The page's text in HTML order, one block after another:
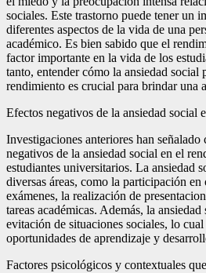
sociales. Este trastorno puede tener un
diferentes aspectos de la vida de una
académico. Es bien sabido que el
factor importante en la vida de los
tanto, entender cómo la ansiedad social
rendimiento es crucial para brindar una
Efectos negativos de la ansiedad social
Investigaciones anteriores han señalado
negativos de la ansiedad social en el
estudiantes universitarios. La ansiedad
diversas áreas, como la participación en
exámenes, la realización de
tareas académicas. Además, la
evitación de situaciones sociales, lo
oportunidades de aprendizaje y
Factores psicológicos y contextuales